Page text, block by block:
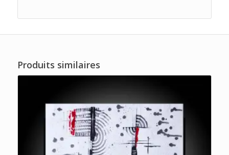
Produits similaires